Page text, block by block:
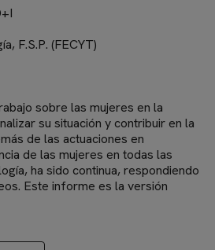
F.S.P. (FECYT)
sobre las mujeres en la
su situación y contribuir en la
de las actuaciones en
de las mujeres en todas las
ha sido continua, respondiendo
Este informe es la versión